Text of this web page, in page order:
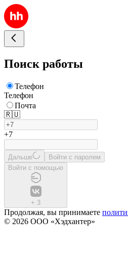
Поиск работы
Телефон
Телефон
Почта
🇷🇺
+7
Дальше
Войти с паролем
Войти с помощью
+ 3
Продолжая, вы принимаете
© 2026 ООО «Хэдхантер»